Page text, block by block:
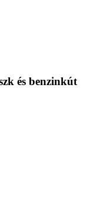
és benzinkút